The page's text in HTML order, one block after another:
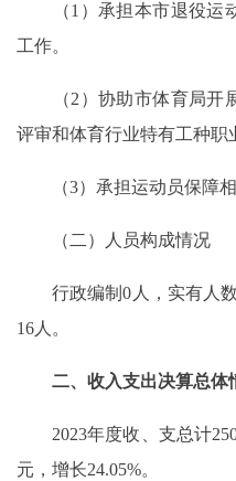
（1）承担本市退役运动
工作。
（2）协助市体育局开展
评审和体育行业特有工种职
（3）承担运动员保障相
（二）人员构成情况
行政编制0人，实有人数
16人。
二、收入支出决算总体
2023年度收、支总计
元，增长24.05%。